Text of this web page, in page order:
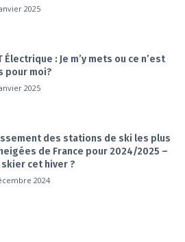
2025
Électrique : Je m’y mets ou ce n’est
pour moi?
2025
des stations de ski les plus
de France pour 2024/2025 –
skier cet hiver ?
2024